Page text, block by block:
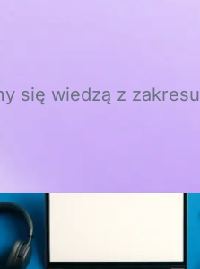
się wiedzą z zakresu